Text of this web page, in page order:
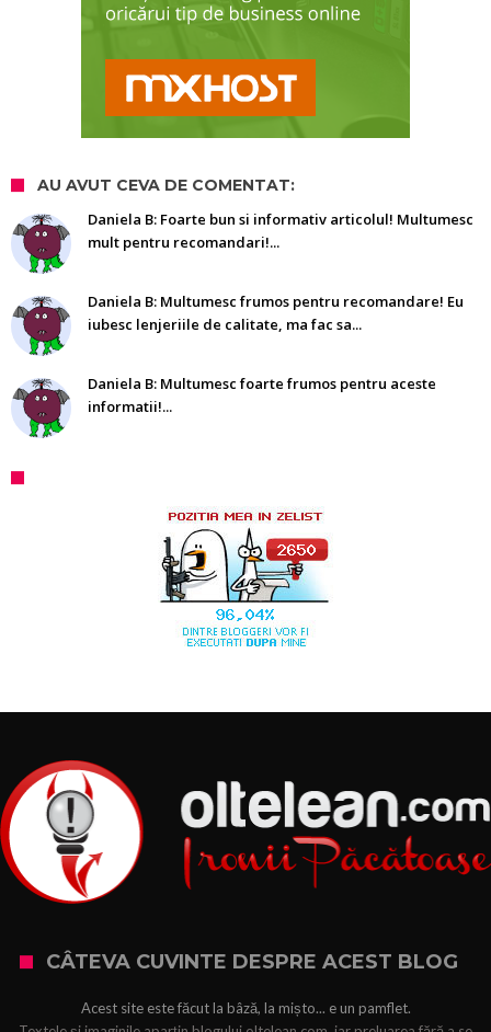
AU AVUT CEVA DE COMENTAT:
Daniela B: Foarte bun si informativ articolul! Multumesc
mult pentru recomandari!...
Daniela B: Multumesc frumos pentru recomandare! Eu
iubesc lenjeriile de calitate, ma fac sa...
Daniela B: Multumesc foarte frumos pentru aceste
informatii!...
CÂTEVA CUVINTE DESPRE ACEST BLOG
Acest site este făcut la bâză, la mișto... e un pamflet.